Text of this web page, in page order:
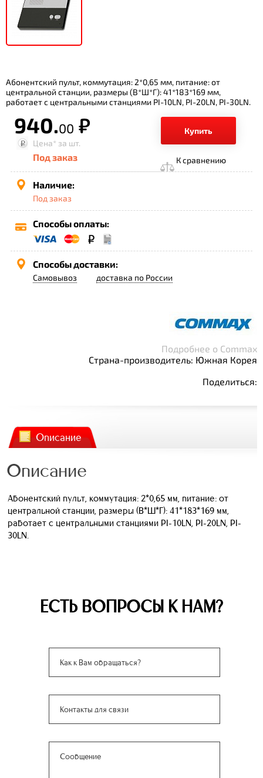
Абонентский пульт, коммутация: 2*0,65 мм, питание: от
центральной станции, размеры (В*Ш*Г): 41*183*169 мм,
работает с центральными станциями PI-10LN, PI-20LN, PI-30LN.
940.00 р.
Купить
Цена* за шт.
Под заказ К сравнению
Наличие:
Под заказ
Способы оплаты:
Способы доставки:
Самовывоз доставка по России
Подробнее о Commax
Страна-производитель: Южная Корея
Поделиться:
Описание
Описание
Абонентский пульт, коммутация: 2*0,65 мм, питание: от
центральной станции, размеры (В*Ш*Г): 41*183*169 мм,
работает с центральными станциями PI-10LN, PI-20LN, PI-
30LN.
ЕСТЬ ВОПРОСЫ К НАМ?